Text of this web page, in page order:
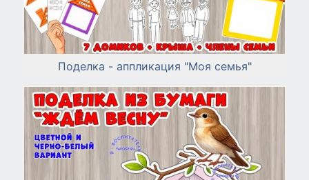
Поделка - аппликация "Моя семья"